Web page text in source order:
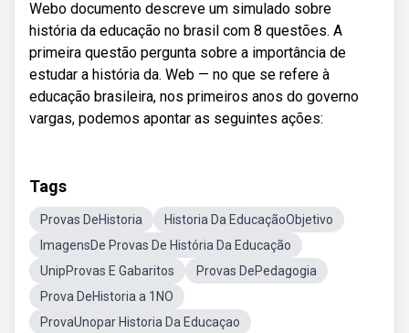
Webo documento descreve um simulado sobre
história da educação no brasil com 8 questões. A
primeira questão pergunta sobre a importância de
estudar a história da. Web — no que se refere à
educação brasileira, nos primeiros anos do governo
vargas, podemos apontar as seguintes ações:
Tags
Provas DeHistoria
Historia Da EducaçãoObjetivo
ImagensDe Provas De História Da Educação
UnipProvas E Gabaritos
Provas DePedagogia
Prova DeHistoria a 1NO
ProvaUnopar Historia Da Educaçao